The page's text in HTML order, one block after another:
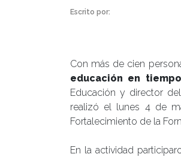
Escrito por:
Con más de cien
educación en
Educación y director
realizó el lunes 4 de
Fortalecimiento de la
En la actividad